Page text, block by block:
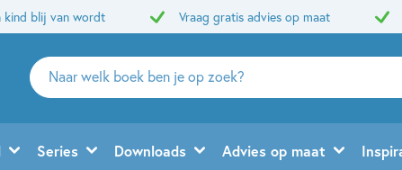
kind blij van wordt Vraag gratis advies op maat
Zoeken
naar
en
Series Downloads Advies op maat